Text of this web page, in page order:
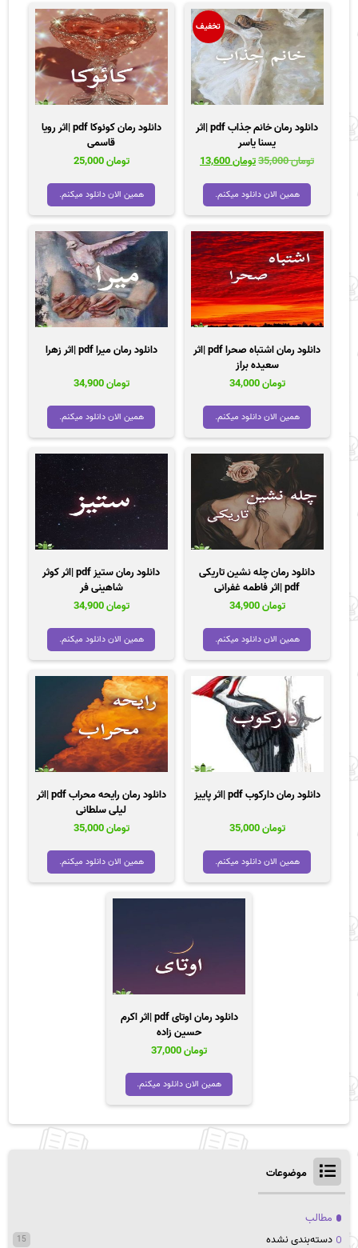
اساس
قیمت:
زیاد
به
کم
تخفیف
دانلود رمان خانم جذاب pdf |اثر
یسنا یاسر
تومان35,000
قیمت
تومان 35,000
بود.
تومان13,600
تومان 13,600
همین الان دانلود میکنم.
دانلود رمان کوئوکا pdf |اثر رویا
قاسمی
تومان25,000
همین الان دانلود میکنم.
دانلود رمان اشتباه صحرا pdf |اثر
سعیده براز
تومان34,000
همین الان دانلود میکنم.
دانلود رمان میرا pdf |اثر زهرا
تومان34,900
همین الان دانلود میکنم.
دانلود رمان چله نشین تاریکی
pdf |اثر فاطمه غفرانی
تومان34,900
همین الان دانلود میکنم.
دانلود رمان ستیز pdf |اثر کوثر
شاهینی فر
تومان34,900
همین الان دانلود میکنم.
دانلود رمان دارکوب pdf |اثر پاییز
تومان35,000
همین الان دانلود میکنم.
دانلود رمان رایحه محراب pdf |اثر
لیلی سلطانی
تومان35,000
همین الان دانلود میکنم.
دانلود رمان اوتای pdf |اثر اکرم
حسین زاده
تومان
همین الان دانلود میکنم.
موضوعات
مطالب
دسته‌بندی نشده
15